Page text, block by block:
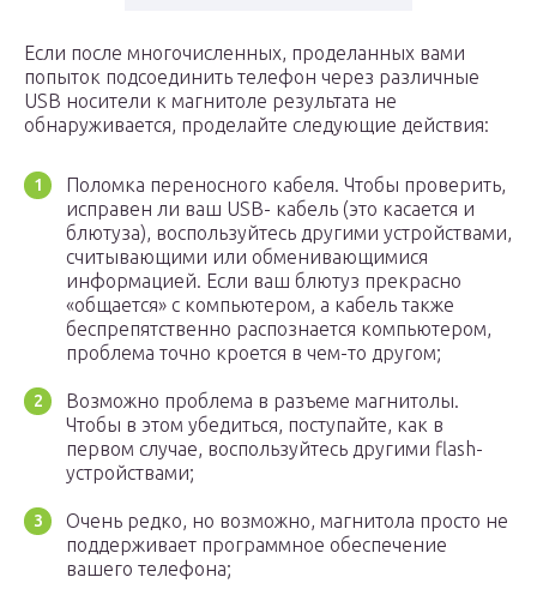
Если после многочисленных, проделанных вами
попыток подсоединить телефон через различные
USB носители к магнитоле результата не
обнаруживается, проделайте следующие действия:
Поломка переносного кабеля. Чтобы проверить,
исправен ли ваш USB- кабель (это касается и
блютуза), воспользуйтесь другими устройствами,
считывающими или обменивающимися
информацией. Если ваш блютуз прекрасно
«общается» с компьютером, а кабель также
беспрепятственно распознается компьютером,
проблема точно кроется в чем-то другом;
Возможно проблема в разъеме магнитолы.
Чтобы в этом убедиться, поступайте, как в
первом случае, воспользуйтесь другими flash-
устройствами;
Очень редко, но возможно, магнитола просто не
поддерживает программное обеспечение
вашего телефона;